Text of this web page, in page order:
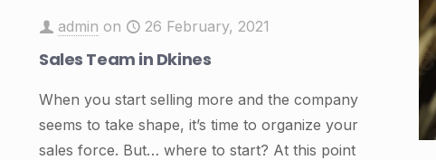
admin on 26 February, 2021
Sales Team in Dkines
When you start selling more and the company
seems to take shape, it’s time to organize your
sales force. But… where to start? At this point